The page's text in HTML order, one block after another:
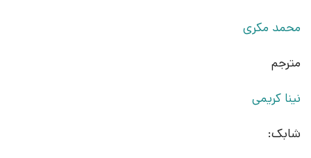
محمد مکری
مترجم
نینا کریمی
شابک: